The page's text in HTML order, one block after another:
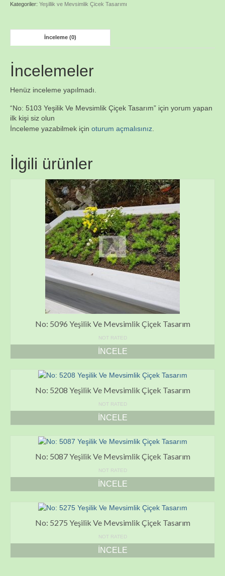
Kategoriler: Yeşillik ve Mevsimlik Çicek Tasarımı
İnceleme (0)
İncelemeler
Henüz inceleme yapılmadı.
“No: 5103 Yeşilik Ve Mevsimlik Çiçek Tasarım” için yorum yapan
ilk kişi siz olun
İnceleme yazabilmek için oturum açmalısınız
İlgili ürünler
No: 5096 Yeşilik Ve Mevsimlik Çiçek Tasarım
NOT RATED
İNCELE
No: 5208 Yeşilik Ve Mevsimlik Çiçek Tasarım
NOT RATED
İNCELE
No: 5087 Yeşilik Ve Mevsimlik Çiçek Tasarım
NOT RATED
İNCELE
No: 5275 Yeşilik Ve Mevsimlik Çiçek Tasarım
NOT RATED
İNCELE